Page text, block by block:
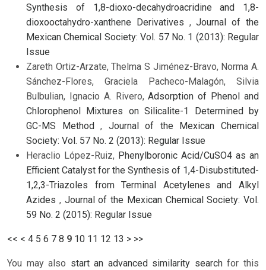
Synthesis of 1,8-dioxo-decahydroacridine and 1,8-
dioxooctahydro-xanthene Derivatives ,Journal of the
Mexican Chemical Society: Vol. 57 No. 1 (2013): Regular
Issue
Zareth Ortiz-Arzate, Thelma S Jiménez-Bravo, Norma A.
Sánchez-Flores, Graciela Pacheco-Malagón, Silvia
Bulbulian, Ignacio A. Rivero,Adsorption of Phenol and
Chlorophenol Mixtures on Silicalite-1 Determined by
GC-MS Method, Journal of the Mexican Chemical
Society: Vol. 57 No. 2 (2013): Regular Issue
Heraclio López-Ruiz, Phenylboronic Acid/CuSO4 as an
Efficient Catalyst for the Synthesis of 1,4-Disubstituted-
1,2,3-Triazoles from Terminal Acetylenes and Alkyl
Azides , Journal of the Mexican Chemical Society: Vol.
59 No. 2 (2015): Regular Issue
<< < 4 5 6 7 8 9 10 11 12 13 > >>
You may also start an advanced similarity searchfor this